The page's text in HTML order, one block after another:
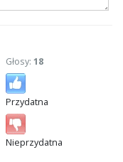
Głosy: 18
Przydatna
Nieprzydatna